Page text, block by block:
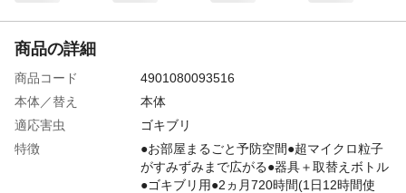
商品の詳細
商品コード
4901080093516
本体／替え
本体
適応害虫
ゴキブリ
特徴
●お部屋まるごと予防空間●超マイクロ粒子
がすみずみまで広がる●器具＋取替えボトル
●ゴキブリ用●2ヵ月720時間(1日12時間使